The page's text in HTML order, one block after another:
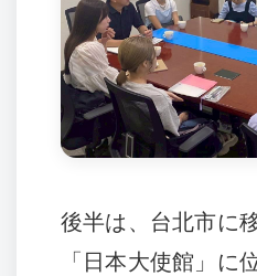
後半は、台北市に
「日本大使館」に